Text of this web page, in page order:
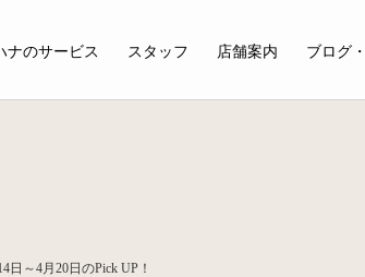
ナのサービス スタッフ 店舗案内 ブログ
～4月20日のPick UP！